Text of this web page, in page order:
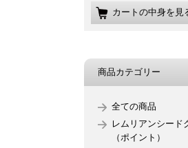
カートの中身を見
商品カテゴリー
全ての商品
レムリアンシード
（ポイント）